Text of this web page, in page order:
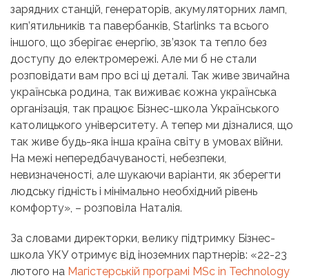
зарядних станцій, генераторів, акумуляторних ламп,
кип’ятильників та павербанків, Starlinks та всього
іншого, що зберігає енергію, зв’язок та тепло без
доступу до електромережі. Але ми б не стали
розповідати вам про всі ці деталі. Так живе звичайна
українська родина, так виживає кожна українська
організація, так працює Бізнес-школа Українського
католицького університету. А тепер ми дізналися, що
так живе будь-яка інша країна світу в умовах війни.
На межі непередбачуваності, небезпеки,
невизначеності, але шукаючи варіанти, як зберегти
людську гідність і мінімально необхідний рівень
комфорту», – розповіла Наталія.
За словами директорки, велику підтримку Бізнес-
школа УКУ отримує від іноземних партнерів: «22-23
лютого на Магістерській програмі MSc in Technology